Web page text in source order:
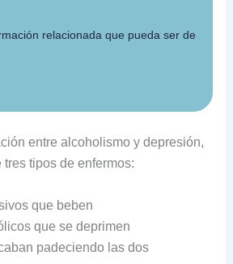
relacionada que pueda ser de
entre alcoholismo y depresión,
tipos de enfermos:
que beben
que se deprimen
padeciendo las dos